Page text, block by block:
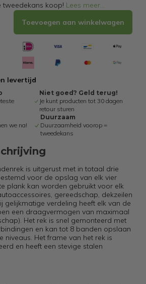
tweedekans koop! Lees meer...
Toevoegen aan winkelwagen
levertijd
Niet goed? Geld terug!
Je kunt producten tot 30 dagen
retour sturen
we na!
Duurzaam
Duurzaamheid voorop =
tweedekans
is uitgerust met in totaal drie
voor de opslag van elk vier
plank kan worden gebruikt voor elk
gereedschap, dekzeilen
gelijkmatige verdeling heeft elk van de
een draagvermogen van maximaal
Het rek is snel gemonteerd met
en kan tot 8 banden opslaan
niveaus. Het frame van het rek is
en heeft een stevige stalen